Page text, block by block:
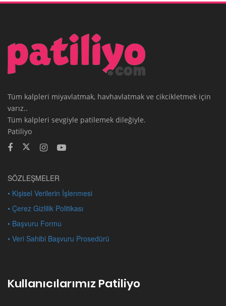
Tüm kalpleri miyavlatmak, havhavlatmak ve cikcikletmek için
varız..
Tüm kalpleri sevgiyle patilemek dileğiyle.
Patiliyo
SÖZLEŞMELER
• Kişisel Verilerin İşlenmesi
• Çerez Gizlilik Politikası
• Başvuru Formu
• Veri Sahibi Başvuru Prosedürü
Kullanıcılarımız Patiliyo